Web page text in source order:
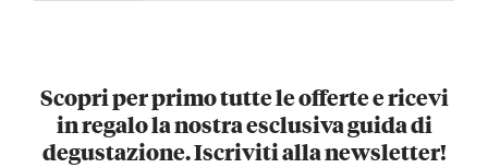
Scopri per primo tutte le offerte e ricevi
in regalo la nostra esclusiva guida di
degustazione. Iscriviti alla newsletter!